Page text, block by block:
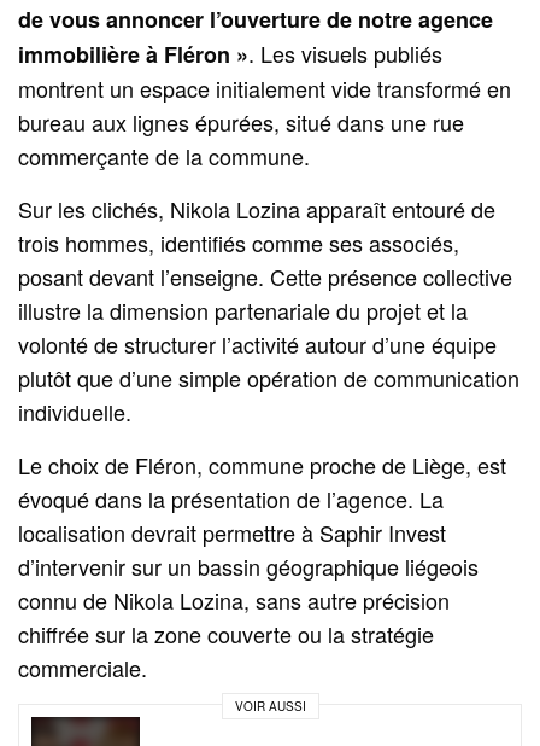
de vous annoncer l’ouverture de notre agence
immobilière à Fléron ». Les visuels publiés
montrent un espace initialement vide transformé en
bureau aux lignes épurées, situé dans une rue
commerçante de la commune.
Sur les clichés, Nikola Lozina apparaît entouré de
trois hommes, identifiés comme ses associés,
posant devant l’enseigne. Cette présence collective
illustre la dimension partenariale du projet et la
volonté de structurer l’activité autour d’une équipe
plutôt que d’une simple opération de communication
individuelle.
Le choix de Fléron, commune proche de Liège, est
évoqué dans la présentation de l’agence. La
localisation devrait permettre à Saphir Invest
d’intervenir sur un bassin géographique liégeois
connu de Nikola Lozina, sans autre précision
chiffrée sur la zone couverte ou la stratégie
commerciale.
VOIR AUSSI